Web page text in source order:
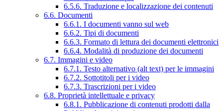
6.5.6. Traduzione e localizzazione dei contenuti
6.6. Documenti
6.6.1. I documenti vanno sul web
6.6.2. Tipi di documenti
6.6.3. Formato di lettura dei documenti elettronici
6.6.4. Modalità di produzione dei documenti
6.7. Immagini e video
6.7.1. Testo alternativo (alt text) per le immagini
6.7.2. Sottotitoli per i video
6.7.3. Trascrizioni per i video
6.8. Proprietà intellettuale e privacy
6.8.1. Pubblicazione di contenuti prodotti dalla